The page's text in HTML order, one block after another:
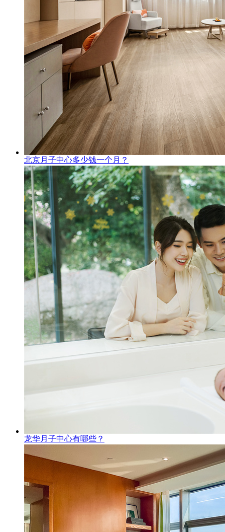
北京月子中心多少钱一个月？
龙华月子中心有哪些？